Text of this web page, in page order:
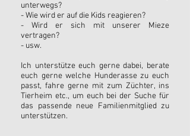
unterwegs?
- Wie wird er auf die Kids reagieren?
- Wird er sich mit unserer Mieze
vertragen?
- usw.
Ich unterstütze euch gerne dabei, berate
euch gerne welche Hunderasse zu euch
passt, fahre gerne mit zum Züchter, ins
Tierheim etc., um euch bei der Suche für
das passende neue Familienmitglied zu
unterstützen.